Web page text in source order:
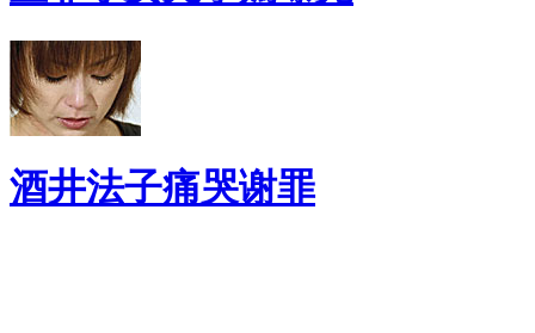
酒井法子痛哭谢罪